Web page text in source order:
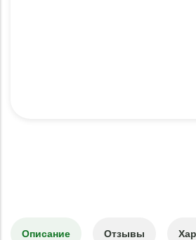
Описание Отзывы